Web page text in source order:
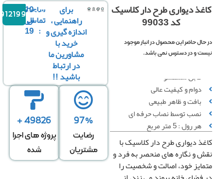
دیواری طرح دار کلاسیک
بر اساس هر رول :
قابل شستشو
دوام و کیفیت عالی
بافت و ظاهر طبیعی
نصب توسط نصاب حرفه ای
هر رول : 5 متر مربع
حاضر این محصول در انبار موجود
و در دسترس نمی باشد.
دیواری طرح دار کلاسیک با
نگاره های منحصر به فرد و
خود، اصالت و شخصیت را
برای
راهنمایی ،
اندازه گیری و
خرید با
مشاورین ما
در ارتباط
باشید !!
ساعت
تماس
:
10
الی
19
09121996816
97%
رضایت
مشتریان
49826 +
پروژه های اجرا